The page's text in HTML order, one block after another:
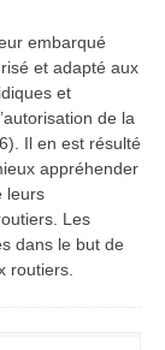
embarqué
et adapté aux
et
de la
Il en est résulté
appréhender
leurs
Les
dans le but de
routiers.